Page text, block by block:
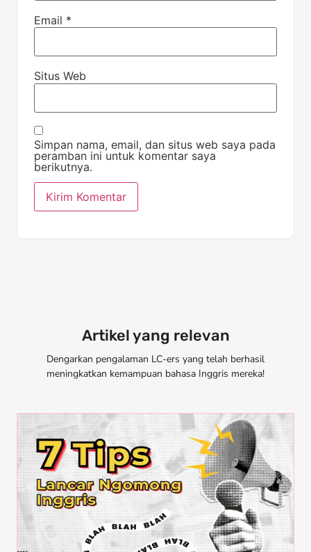
Email *
Situs Web
Simpan nama, email, dan situs web saya pada
peramban ini untuk komentar saya
berikutnya.
Artikel yang relevan
Dengarkan pengalaman LC-ers yang telah berhasil
meningkatkan kemampuan bahasa Inggris mereka!